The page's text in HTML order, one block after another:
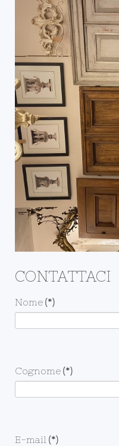
CONTATTACI
Nome (*)
Cognome (*)
E-mail (*)